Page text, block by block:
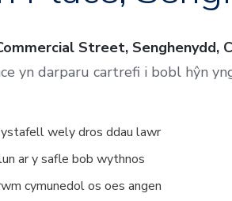
Street, Senghenydd,
yn darparu cartrefi i bobl hŷn
wely dros ddau lawr
ar y safle bob wythnos
cymunedol os oes angen